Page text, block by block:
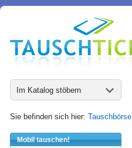
Im Katalog stöbern
Sie befinden sich hier: Tauschbörse
Mobil tauschen!